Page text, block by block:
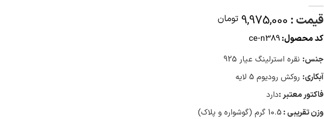
قیمت : 9,975,000 تومان
کد محصول:ce-n389
جنس: نقره استرلینگ عیار 925
آبکاری: روکش رودیوم 5 لایه
فاکتور معتبر :دارد
وزن تقریبی : 10.5 گرم (گوشواره و پلاک)